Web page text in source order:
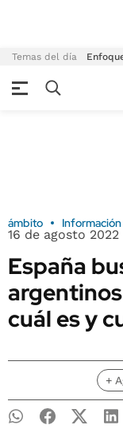
Temas del día
ámbito
16 de agosto 2022
España
cuál es y
+